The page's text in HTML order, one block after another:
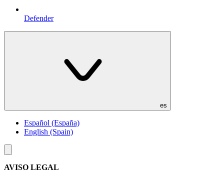
Defender
es
Español (España)
English (Spain)
Toggle
menu
AVISO LEGAL